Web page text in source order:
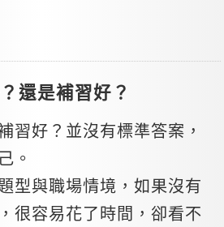
還是補習好？
習好？並沒有標準答案，
。
型與職場情境，如果沒有
很容易花了時間，卻看不